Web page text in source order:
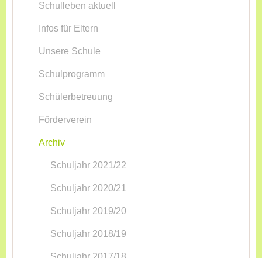
Schulleben aktuell
Infos für Eltern
Unsere Schule
Schulprogramm
Schülerbetreuung
Förderverein
Archiv
Schuljahr 2021/22
Schuljahr 2020/21
Schuljahr 2019/20
Schuljahr 2018/19